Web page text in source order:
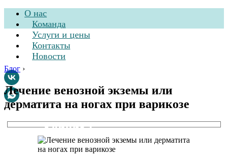
О нас
Команда
Услуги и цены
Контакты
Новости
Стоматологическая
клиника
Блог ›
Лечение венозной экземы или
дерматита на ногах при варикозе